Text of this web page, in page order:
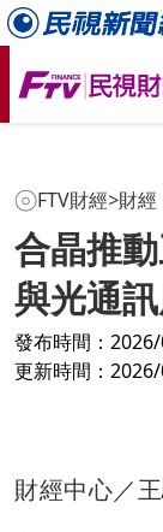
FTV財經>財經
合晶推
與光通
發布時間：
更新時間：
財經中心／